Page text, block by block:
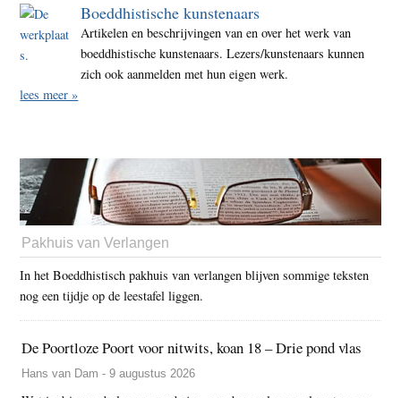
Boeddhistische kunstenaars
Artikelen en beschrijvingen van en over het werk van
boeddhistische kunstenaars. Lezers/kunstenaars kunnen
zich ook aanmelden met hun eigen werk.
lees meer »
Pakhuis van Verlangen
In het Boeddhistisch pakhuis van verlangen blijven sommige teksten
nog een tijdje op de leestafel liggen.
De Poortloze Poort voor nitwits, koan 18 – Drie pond vlas
Hans van Dam - 9 augustus 2026